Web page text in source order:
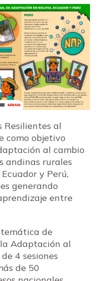
Resilientes al
como objetivo
al cambio
andinas rurales
y Perú,
generando
entre
de
Adaptación al
4 sesiones
de 50